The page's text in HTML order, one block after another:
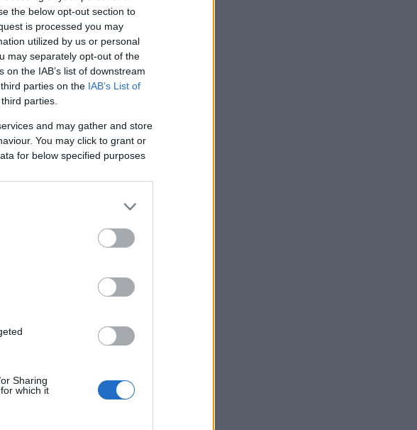
the below opt-out section to
is processed you may
utilized by us or personal
may separately opt-out of the
the IAB’s list of downstream
parties on the IAB’s List of
parties.
and may gather and store
You may click to grant or
for below specified purposes
Sharing
which it